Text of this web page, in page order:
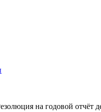
на годовой отчёт